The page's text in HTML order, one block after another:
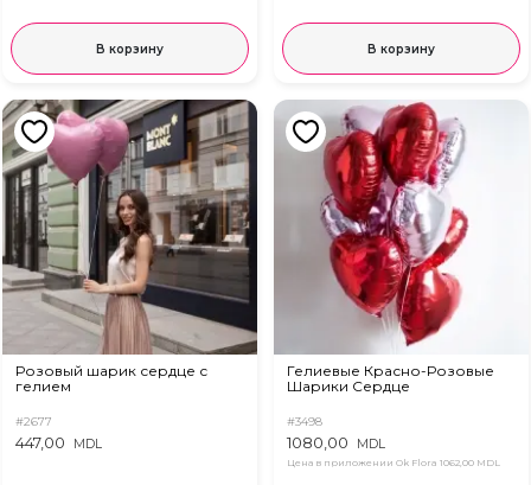
В корзину В корзину
Розовый шарик сердце с
гелием
#2677
447,00 MDL
Гелиевые Красно-Розовые
Шарики Сердце
#3498
1080,00 MDL
Цена в приложении Ok Flora 1062,00 MDL